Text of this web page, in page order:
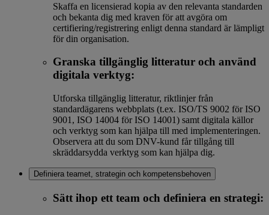
Skaffa en licensierad kopia av den relevanta standarden
och bekanta dig med kraven för att avgöra om
certifiering/registrering enligt denna standard är lämpligt
för din organisation.
Granska tillgänglig litteratur och använd
digitala verktyg:
Utforska tillgänglig litteratur, riktlinjer från
standardägarens webbplats (t.ex. ISO/TS 9002 för ISO
9001, ISO 14004 för ISO 14001) samt digitala källor
och verktyg som kan hjälpa till med implementeringen.
Observera att du som DNV-kund får tillgång till
skräddarsydda verktyg som kan hjälpa dig.
Definiera teamet, strategin och kompetensbehoven
Sätt ihop ett team och definiera en strategi: